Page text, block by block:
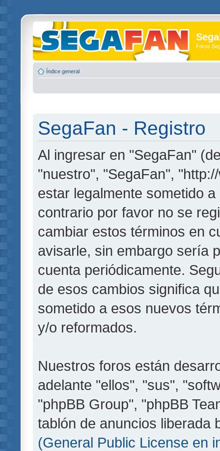
Foros
Índice general
SegaFan - Registro
Al ingresar en "SegaFan"
"nuestro", "SegaFan",
estar legalmente sometido
contrario por favor no se
cambiar estos términos en
avisarle, sin embargo sería
cuenta periódicamente.
de esos cambios significa
sometido a esos nuevos
y/o reformados.
Nuestros foros están
adelante "ellos", "sus",
"phpBB Group", "phpBB
tablón de anuncios liberada
(General Public License en